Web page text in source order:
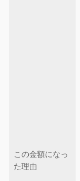
この金額になっ
た理由